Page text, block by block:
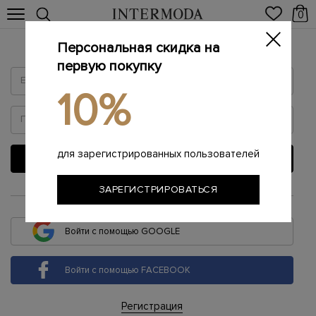
0
Войти
ВОЙТИ
или
Войти с помощью GOOGLE
Войти с помощью FACEBOOK
Регистрация
Персональная скидка на
первую покупку
10%
для зарегистрированных пользователей
ЗАРЕГИСТРИРОВАТЬСЯ